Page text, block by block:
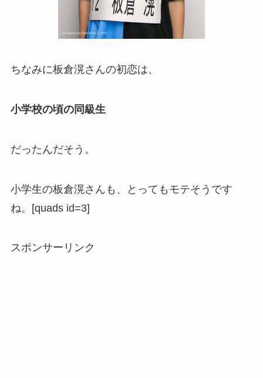
ちなみに板倉滉さんの初恋は、
小学校の頃の同級生
だったんだそう。
小学生の板倉滉さんも、とってもモテそうです
ね。[quads id=3]
スポンサーリンク